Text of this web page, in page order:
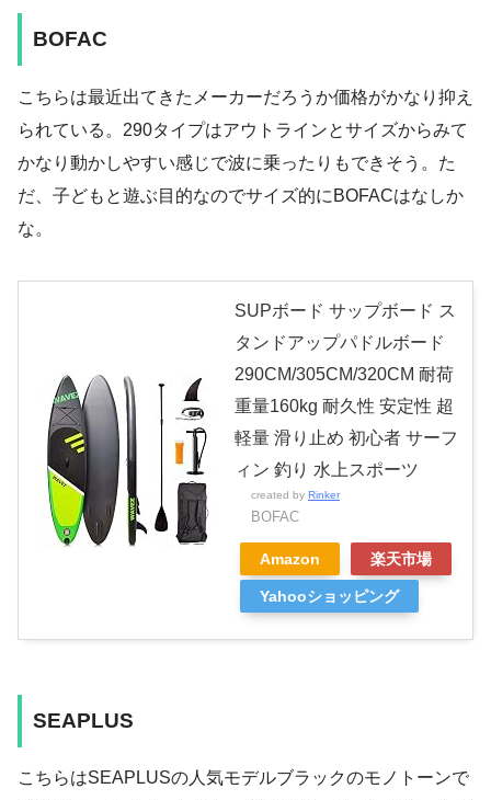
BOFAC
こちらは最近出てきたメーカーだろうか価格がかなり抑え
られている。290タイプはアウトラインとサイズからみて
かなり動かしやすい感じで波に乗ったりもできそう。た
だ、子どもと遊ぶ目的なのでサイズ的にBOFACはなしか
な。
SUPボード サップボード ス
タンドアップパドルボード
290CM/305CM/320CM 耐荷
重量160kg 耐久性 安定性 超
軽量 滑り止め 初心者 サーフ
ィン 釣り 水上スポーツ
created by Rinker
BOFAC
Amazon 楽天市場
Yahooショッピング
SEAPLUS
こちらはSEAPLUSの人気モデルブラックのモノトーンで